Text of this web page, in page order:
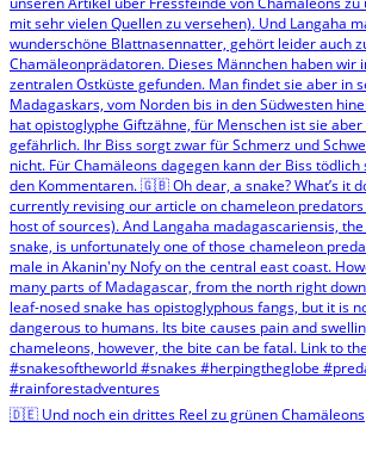
🇩🇪 Und noch ein drittes Reel zu grünen Chamäleons